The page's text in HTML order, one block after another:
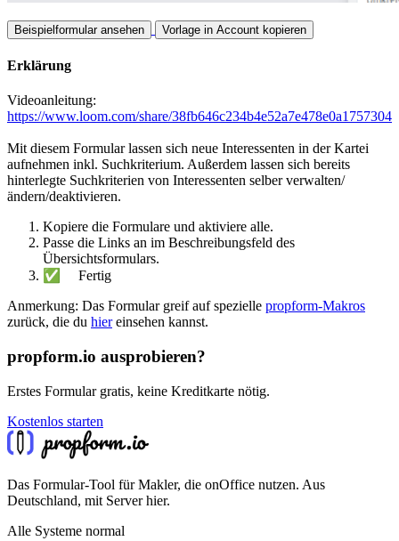
Beispielformular ansehen Vorlage in Account kopieren
Erklärung
Videoanleitung:
https://www.loom.com/share/38fb646c234b4e52a7e478e0a1757304
Mit diesem Formular lassen sich neue Interessenten in der Kartei
aufnehmen inkl. Suchkriterium. Außerdem lassen sich bereits
hinterlegte Suchkriterien von Interessenten selber verwalten/
ändern/deaktivieren.
Kopiere die Formulare und aktiviere alle.
Passe die Links an im Beschreibungsfeld des
Übersichtsformulars.
✅ Fertig
Anmerkung: Das Formular greif auf spezielle propform-Makros
zurück, die du hiereinsehen kannst.
propform.io ausprobieren?
Erstes Formular gratis, keine Kreditkarte nötig.
Kostenlos starten
Das Formular-Tool für Makler, die onOffice nutzen. Aus
Deutschland, mit Server hier.
Alle Systeme normal